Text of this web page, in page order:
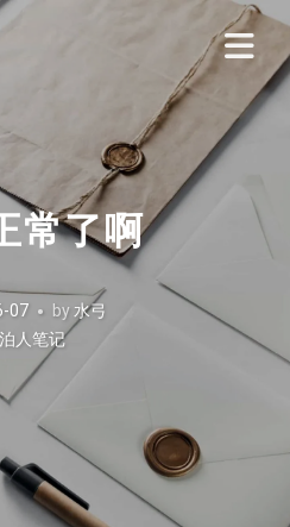
常了啊
07 by 水弓
泊人笔记